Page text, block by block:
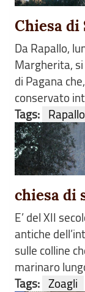
Chiesa di
Da Rapallo,
Margherita,
di Pagana
conservato
Tags: Rapallo
chiesa di
E’ del XII
antiche
sulle colline
marinaro
Tags: Zoagli